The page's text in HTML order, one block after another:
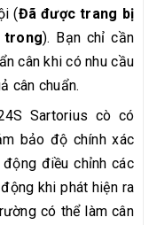
(Đã được trang bị
trong). Bạn chỉ cần
cân khi có nhu cầu
cân chuẩn.
Sartorius cò có
bảo độ chính xác
điều chỉnh các
khi phát hiện ra
có thể làm cân